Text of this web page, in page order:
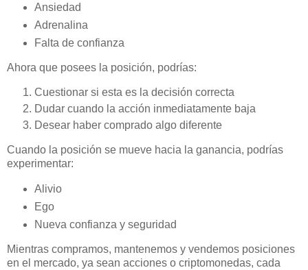
Ansiedad
Adrenalina
Falta de confianza
Ahora que posees la posición, podrías:
Cuestionar si esta es la decisión correcta
Dudar cuando la acción inmediatamente baja
Desear haber comprado algo diferente
Cuando la posición se mueve hacia la ganancia, podrías
experimentar:
Alivio
Ego
Nueva confianza y seguridad
Mientras compramos, mantenemos y vendemos posiciones
en el mercado, ya sean acciones o criptomonedas, cada